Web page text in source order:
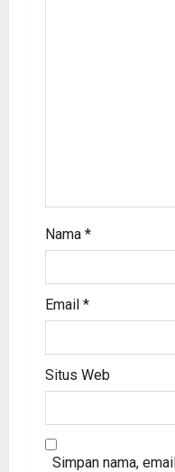
Nama *
Email *
Situs Web
Simpan nama,